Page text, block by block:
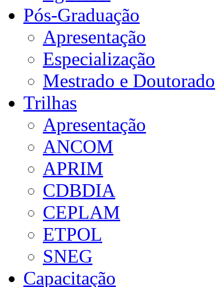
Pós-Graduação
Apresentação
Especialização
Mestrado e Doutorado
Trilhas
Apresentação
ANCOM
APRIM
CDBDIA
CEPLAM
ETPOL
SNEG
Capacitação